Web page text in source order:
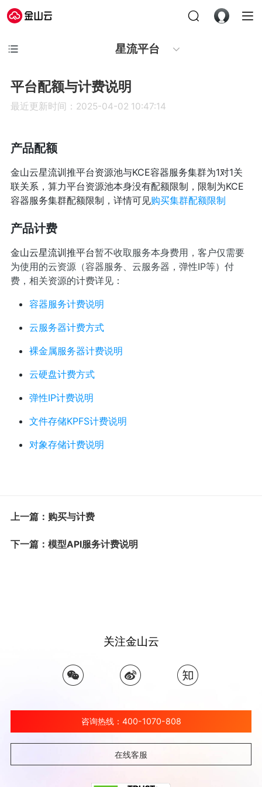
星流平台
平台配额与计费说明
最近更新时间：2025-04-02 10:47:14
产品配额
金山云星流训推平台资源池与KCE容器服务集群为1对1关
联关系，算力平台资源池本身没有配额限制，限制为KCE
容器服务集群配额限制，详情可见购买集群配额限制
产品计费
金山云星流训推平台暂不收取服务本身费用，客户仅需要
为使用的云资源（容器服务、云服务器，弹性IP等）付
费，相关资源的计费详见：
容器服务计费说明
云服务器计费方式
裸金属服务器计费说明
云硬盘计费方式
弹性IP计费说明
文件存储KPFS计费说明
对象存储计费说明
上一篇：购买与计费
下一篇：模型API服务计费说明
关注金山云
咨询热线：400-1070-808
在线客服